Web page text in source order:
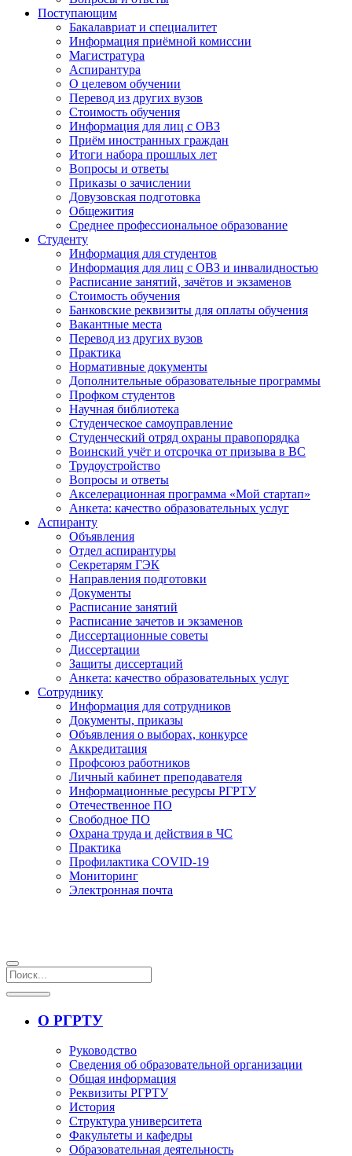
Поступающим
Бакалавриат и специалитет
Информация приёмной комиссии
Магистратура
Аспирантура
О целевом обучении
Перевод из других вузов
Стоимость обучения
Информация для лиц с ОВЗ
Приём иностранных граждан
Итоги набора прошлых лет
Вопросы и ответы
Приказы о зачислении
Довузовская подготовка
Общежития
Среднее профессиональное образование
Студенту
Информация для студентов
Информация для лиц с ОВЗ и инвалидностью
Расписание занятий, зачётов и экзаменов
Стоимость обучения
Банковские реквизиты для оплаты обучения
Вакантные места
Перевод из других вузов
Практика
Нормативные документы
Дополнительные образовательные программы
Профком студентов
Научная библиотека
Студенческое самоуправление
Студенческий отряд охраны правопорядка
Воинский учёт и отсрочка от призыва в ВС
Трудоустройство
Вопросы и ответы
Акселерационная программа «Мой стартап»
Анкета: качество образовательных услуг
Аспиранту
Объявления
Отдел аспирантуры
Секретарям ГЭК
Направления подготовки
Документы
Расписание занятий
Расписание зачетов и экзаменов
Диссертационные советы
Диссертации
Защиты диссертаций
Анкета: качество образовательных услуг
Сотруднику
Информация для сотрудников
Документы, приказы
Объявления о выборах, конкурсе
Аккредитация
Профсоюз работников
Личный кабинет преподавателя
Информационные ресурсы РГРТУ
Отечественное ПО
Свободное ПО
Охрана труда и действия в ЧС
Практика
Профилактика COVID-19
Мониторинг
Электронная почта
О РГРТУ
Руководство
Сведения об образовательной организации
Общая информация
Реквизиты РГРТУ
История
Структура университета
Факультеты и кафедры
Образовательная деятельность